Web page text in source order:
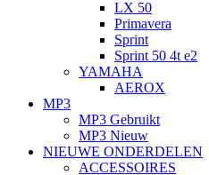
LX 50
Primavera
Sprint
Sprint 50 4t e2
YAMAHA
AEROX
MP3
MP3 Gebruikt
MP3 Nieuw
NIEUWE ONDERDELEN
ACCESSOIRES